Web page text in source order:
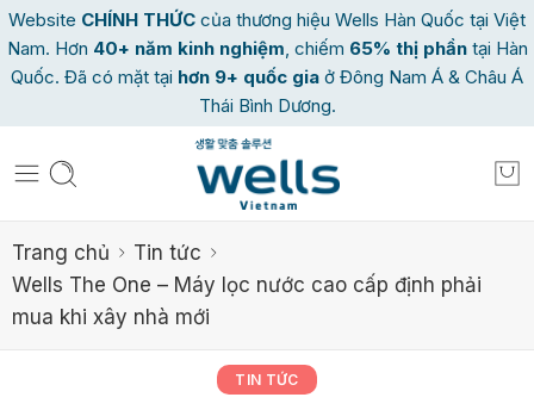
Website CHÍNH THỨC của thương hiệu Wells Hàn Quốc tại Việt
Nam. Hơn 40+ năm kinh nghiệm, chiếm 65% thị phầntại Hàn
Quốc. Đã có mặt tại hơn 9+ quốc gia ở Đông Nam Á & Châu Á
Thái Bình Dương.
Trang chủ
Tin tức
Wells The One – Máy lọc nước cao cấp định phải
mua khi xây nhà mới
TIN TỨC